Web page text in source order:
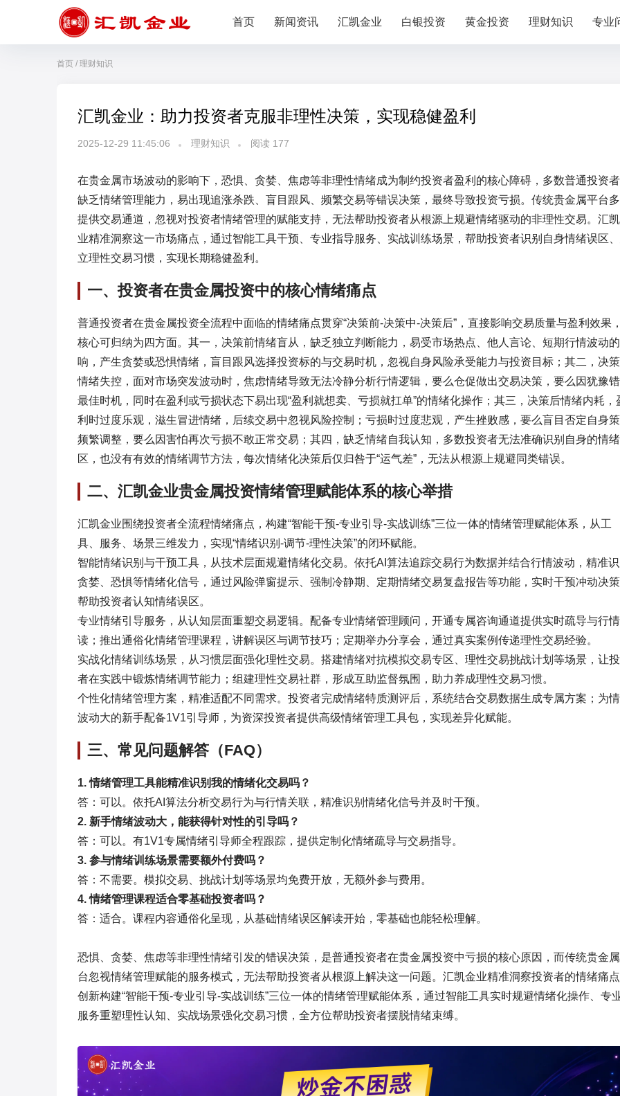
首页 新闻资讯 汇凯金业 白银投资 黄金投资 理财知识 专业
首页 / 理财知识
汇凯金业：助力投资者克服非理性决策，实现稳健盈利
2025-12-29 11:45:06 理财知识 阅读 177
在贵金属市场波动的影响下，恐惧、贪婪、焦虑等非理性情绪成为制约投资者盈利的核心障碍，多数普通投资者
缺乏情绪管理能力，易出现追涨杀跌、盲目跟风、频繁交易等错误决策，最终导致投资亏损。传统贵金属平台
提供交易通道，忽视对投资者情绪管理的赋能支持，无法帮助投资者从根源上规避情绪驱动的非理性交易。汇
业精准洞察这一市场痛点，通过智能工具干预、专业指导服务、实战训练场景，帮助投资者识别自身情绪误区
立理性交易习惯，实现长期稳健盈利。
一、投资者在贵金属投资中的核心情绪痛点
普通投资者在贵金属投资全流程中面临的情绪痛点贯穿“决策前-决策中-决策后”，直接影响交易质量与盈利效果，
核心可归纳为四方面。其一，决策前情绪盲从，缺乏独立判断能力，易受市场热点、他人言论、短期行情波动
响，产生贪婪或恐惧情绪，盲目跟风选择投资标的与交易时机，忽视自身风险承受能力与投资目标；其二，决
情绪失控，面对市场突发波动时，焦虑情绪导致无法冷静分析行情逻辑，要么仓促做出交易决策，要么因犹豫
最佳时机，同时在盈利或亏损状态下易出现“盈利就想卖、亏损就扛单”的情绪化操作；其三，决策后情绪内耗，
利时过度乐观，滋生冒进情绪，后续交易中忽视风险控制；亏损时过度悲观，产生挫败感，要么盲目否定自身
频繁调整，要么因害怕再次亏损不敢正常交易；其四，缺乏情绪自我认知，多数投资者无法准确识别自身的情
区，也没有有效的情绪调节方法，每次情绪化决策后仅归咎于“运气差”，无法从根源上规避同类错误。
二、汇凯金业贵金属投资情绪管理赋能体系的核心举措
汇凯金业围绕投资者全流程情绪痛点，构建“智能干预-专业引导-实战训练”三位一体的情绪管理赋能体系，从工
具、服务、场景三维发力，实现“情绪识别-调节-理性决策”的闭环赋能。
智能情绪识别与干预工具，从技术层面规避情绪化交易。依托AI算法追踪交易行为数据并结合行情波动，精准识
贪婪、恐惧等情绪化信号，通过风险弹窗提示、强制冷静期、定期情绪交易复盘报告等功能，实时干预冲动决策
帮助投资者认知情绪误区。
专业情绪引导服务，从认知层面重塑交易逻辑。配备专业情绪管理顾问，开通专属咨询通道提供实时疏导与行
读；推出通俗化情绪管理课程，讲解误区与调节技巧；定期举办分享会，通过真实案例传递理性交易经验。
实战化情绪训练场景，从习惯层面强化理性交易。搭建情绪对抗模拟交易专区、理性交易挑战计划等场景，让
者在实践中锻炼情绪调节能力；组建理性交易社群，形成互助监督氛围，助力养成理性交易习惯。
个性化情绪管理方案，精准适配不同需求。投资者完成情绪特质测评后，系统结合交易数据生成专属方案；为
波动大的新手配备1V1引导师，为资深投资者提供高级情绪管理工具包，实现差异化赋能。
三、常见问题解答（FAQ）
1. 情绪管理工具能精准识别我的情绪化交易吗？
答：可以。依托AI算法分析交易行为与行情关联，精准识别情绪化信号并及时干预。
2. 新手情绪波动大，能获得针对性的引导吗？
答：可以。有1V1专属情绪引导师全程跟踪，提供定制化情绪疏导与交易指导。
3. 参与情绪训练场景需要额外付费吗？
答：不需要。模拟交易、挑战计划等场景均免费开放，无额外参与费用。
4. 情绪管理课程适合零基础投资者吗？
答：适合。课程内容通俗化呈现，从基础情绪误区解读开始，零基础也能轻松理解。
恐惧、贪婪、焦虑等非理性情绪引发的错误决策，是普通投资者在贵金属投资中亏损的核心原因，而传统贵金
台忽视情绪管理赋能的服务模式，无法帮助投资者从根源上解决这一问题。汇凯金业精准洞察投资者的情绪痛点
创新构建“智能干预-专业引导-实战训练”三位一体的情绪管理赋能体系，通过智能工具实时规避情绪化操作、专
服务重塑理性认知、实战场景强化交易习惯，全方位帮助投资者摆脱情绪束缚。